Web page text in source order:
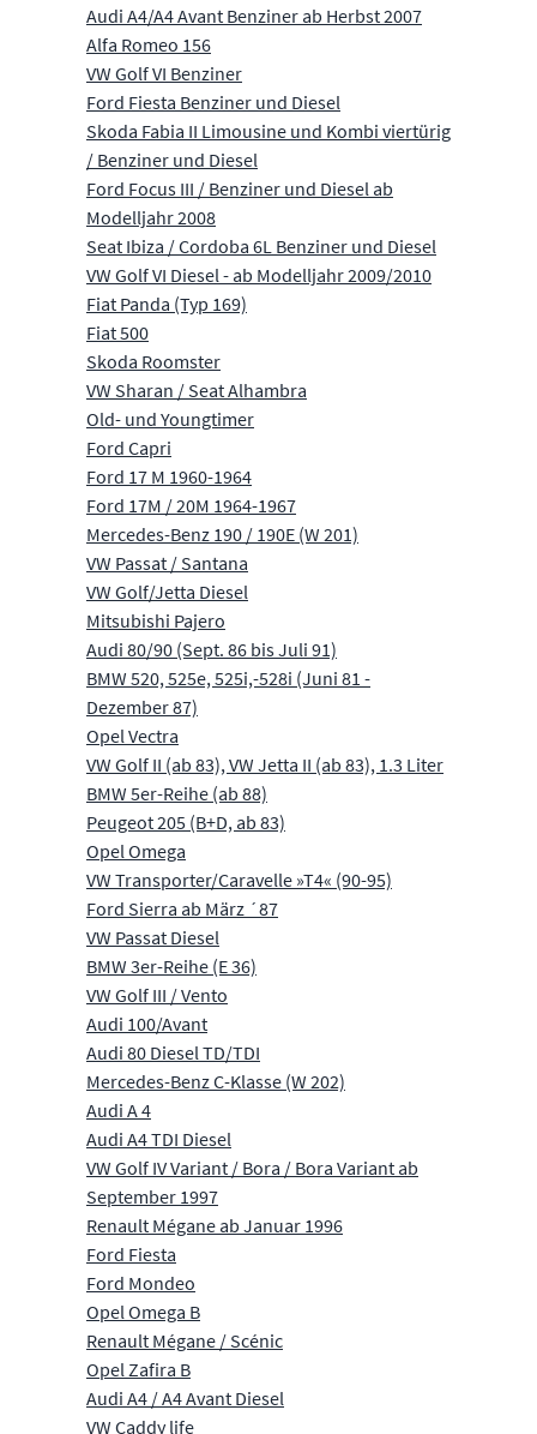
Audi A4/A4 Avant Benziner ab Herbst 2007
Alfa Romeo 156
VW Golf VI Benziner
Ford Fiesta Benziner und Diesel
Skoda Fabia II Limousine und Kombi viertürig
/ Benziner und Diesel
Ford Focus III / Benziner und Diesel ab
Modelljahr 2008
Seat Ibiza / Cordoba 6L Benziner und Diesel
VW Golf VI Diesel - ab Modelljahr 2009/2010
Fiat Panda (Typ 169)
Fiat 500
Skoda Roomster
VW Sharan / Seat Alhambra
Old- und Youngtimer
Ford Capri
Ford 17 M 1960-1964
Ford 17M / 20M 1964-1967
Mercedes-Benz 190 / 190E (W 201)
VW Passat / Santana
VW Golf/Jetta Diesel
Mitsubishi Pajero
Audi 80/90 (Sept. 86 bis Juli 91)
BMW 520, 525e, 525i,-528i (Juni 81 -
Dezember 87)
Opel Vectra
VW Golf II (ab 83), VW Jetta II (ab 83), 1.3 Liter
BMW 5er-Reihe (ab 88)
Peugeot 205 (B+D, ab 83)
Opel Omega
VW Transporter/Caravelle »T4« (90-95)
Ford Sierra ab März ´87
VW Passat Diesel
BMW 3er-Reihe (E 36)
VW Golf III / Vento
Audi 100/Avant
Audi 80 Diesel TD/TDI
Mercedes-Benz C-Klasse (W 202)
Audi A 4
Audi A4 TDI Diesel
VW Golf IV Variant / Bora / Bora Variant ab
September 1997
Renault Mégane ab Januar 1996
Ford Fiesta
Ford Mondeo
Opel Omega B
Renault Mégane / Scénic
Opel Zafira B
Audi A4 / A4 Avant Diesel
VW Caddy life